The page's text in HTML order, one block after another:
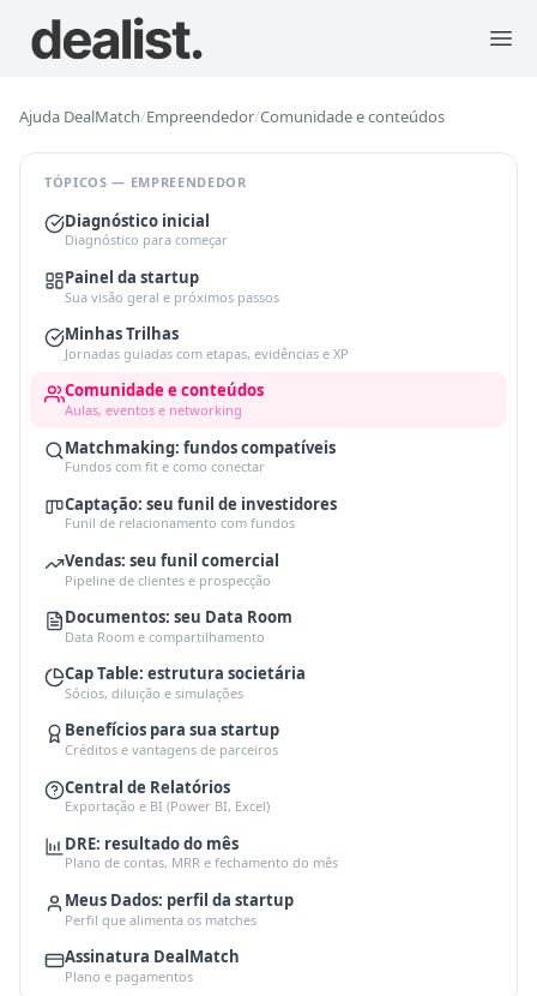
Ajuda DealMatch/Empreendedor/Comunidade e conteúdos
TÓPICOS — EMPREENDEDOR
Diagnóstico inicial
Diagnóstico para começar
Painel da startup
Sua visão geral e próximos passos
Minhas Trilhas
Jornadas guiadas com etapas, evidências e XP
Comunidade e conteúdos
Aulas, eventos e networking
Matchmaking: fundos compatíveis
Fundos com fit e como conectar
Captação: seu funil de investidores
Funil de relacionamento com fundos
Vendas: seu funil comercial
Pipeline de clientes e prospecção
Documentos: seu Data Room
Data Room e compartilhamento
Cap Table: estrutura societária
Sócios, diluição e simulações
Benefícios para sua startup
Créditos e vantagens de parceiros
Central de Relatórios
Exportação e BI (Power BI, Excel)
DRE: resultado do mês
Plano de contas, MRR e fechamento do mês
Meus Dados: perfil da startup
Perfil que alimenta os matches
Assinatura DealMatch
Plano e pagamentos